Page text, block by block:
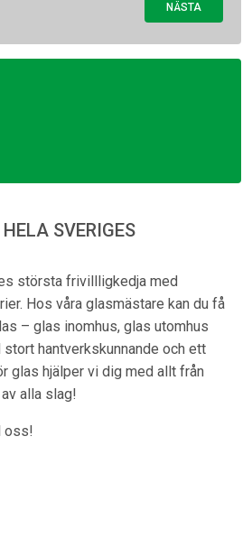
NÄSTA
SVERIGES
största frivillligkedja med
Hos våra glasmästare kan du få
– glas inomhus, glas utomhus
hantverkskunnande och ett
glas hjälper vi dig med allt från
alla slag!
oss!